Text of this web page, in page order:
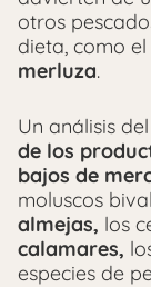
otros
dieta, como el
merluza.
Un análisis
de los
bajos de
moluscos
almejas, los
calamares,
especies de